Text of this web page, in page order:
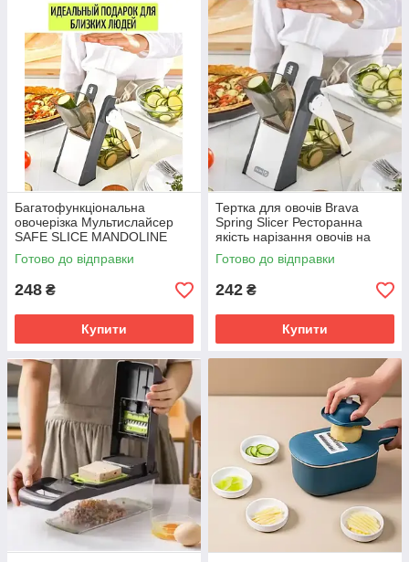
Багатофункціональна
овочерізка Мультислайсер
SAFE SLICE MANDOLINE
SV227
Готово до відправки
248 ₴
Купити
Тертка для овочів Brava
Spring Slicer Ресторанна
якість нарізання овочів на
вашій кухні SV227
Готово до відправки
242 ₴
Купити